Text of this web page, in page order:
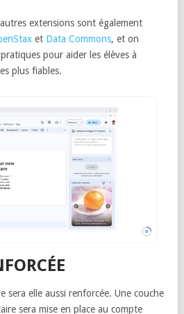
extensions sont également
et Data Commons, et on
pour aider les élèves à
plus fiables.
sera elle aussi renforcée. Une couche
sera mise en place au compte